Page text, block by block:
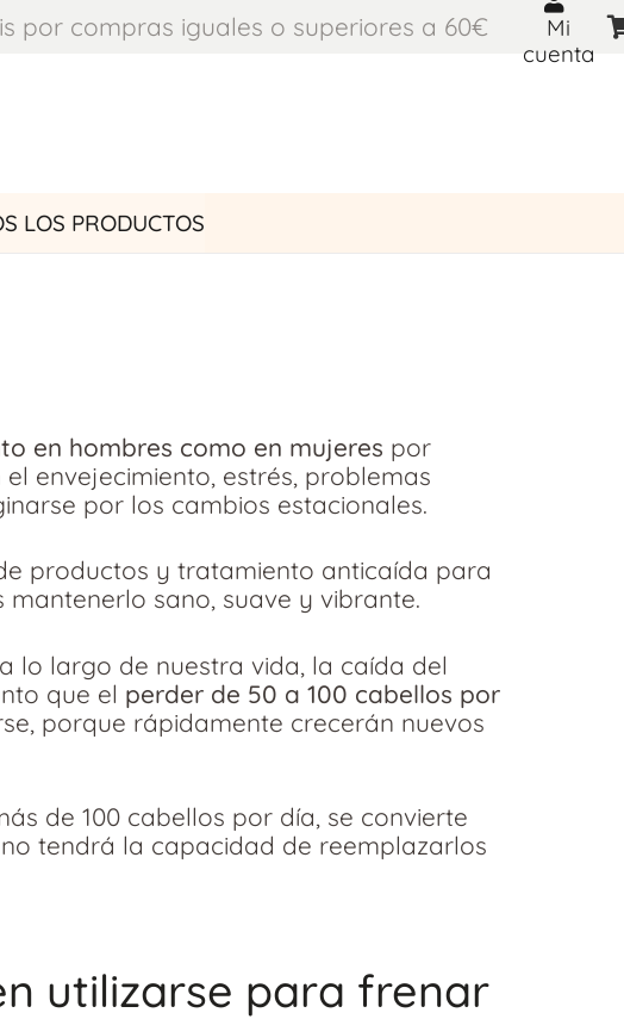
por compras iguales o superiores a 60€
Mi
cuenta
LOS PRODUCTOS
en hombres como en mujeres por
envejecimiento, estrés, problemas
por los cambios estacionales.
productos y tratamiento anticaída para
sano, suave y vibrante.
lo largo de nuestra vida, la caída del
que el perder de 50 a 100 cabellos por
porque rápidamente crecerán nuevos
de 100 cabellos por día, se convierte
tendrá la capacidad de reemplazarlos
utilizarse para frenar